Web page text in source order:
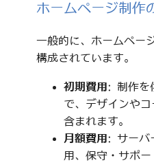
ホームページ制作
一般的に、ホームペー
構成されています。
初期費用: 制作を
で、デザインや
含まれます。
月額費用: サーバ
用、保守・サポ